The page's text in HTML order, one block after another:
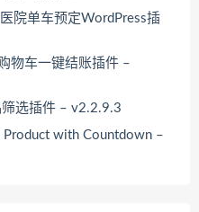
院单车预定WordPress插
物车一键结账插件 –
选插件 – v2.2.9.3
with Countdown –